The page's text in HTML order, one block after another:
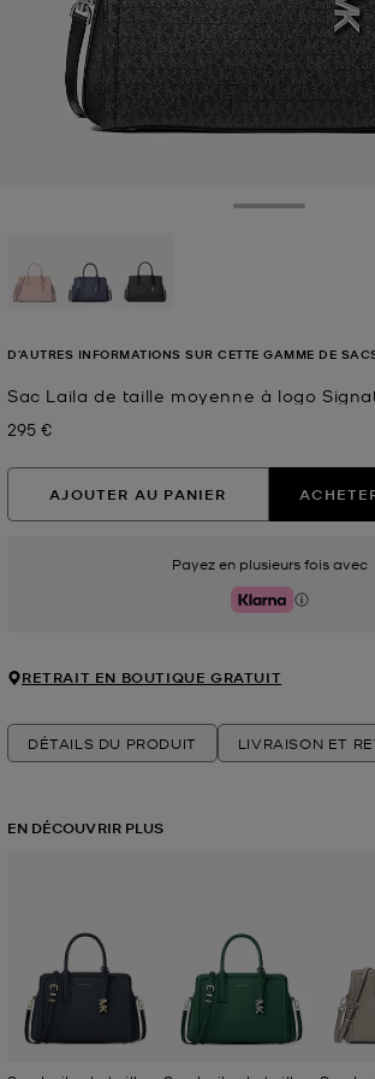
Sac Laila de taille moyenne à logo
Prix actuel
295 €
D'AUTRES INFORMATIONS SUR CETTE GAMME DE
AJOUTER AU PANIER
Payez en plusieurs fois avec
Klarna
RETRAIT EN BOUTIQUE GRATUIT
DÉTAILS DU PRODUIT LIVRAISON ET
EN DÉCOUVRIR PLUS